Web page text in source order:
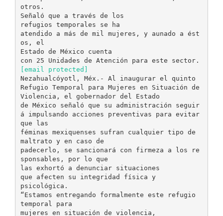
otros.
Señaló que a través de los
refugios temporales se ha
atendido a más de mil mujeres, y aunado a ést
os, el
Estado de México cuenta
[email protected]